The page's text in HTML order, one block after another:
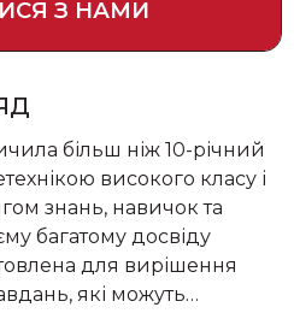
З НАМИ
більш ніж 10-річний
високого класу і
знань, навичок та
багатому досвіду
для вирішення
які можуть